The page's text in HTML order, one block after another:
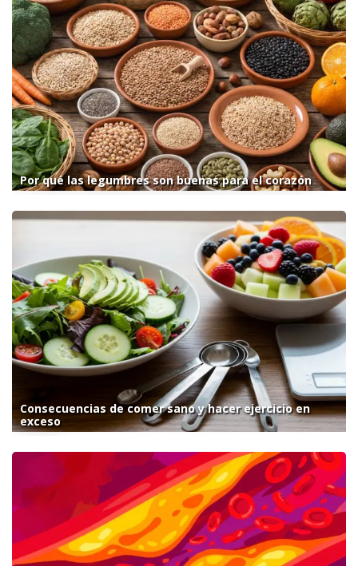
Por qué las legumbres son buenas para el corazón
Consecuencias de comer sano y hacer ejercicio en
exceso